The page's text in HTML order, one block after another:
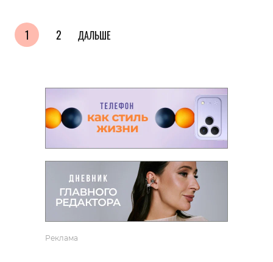
1 2 ДАЛЬШЕ
Реклама